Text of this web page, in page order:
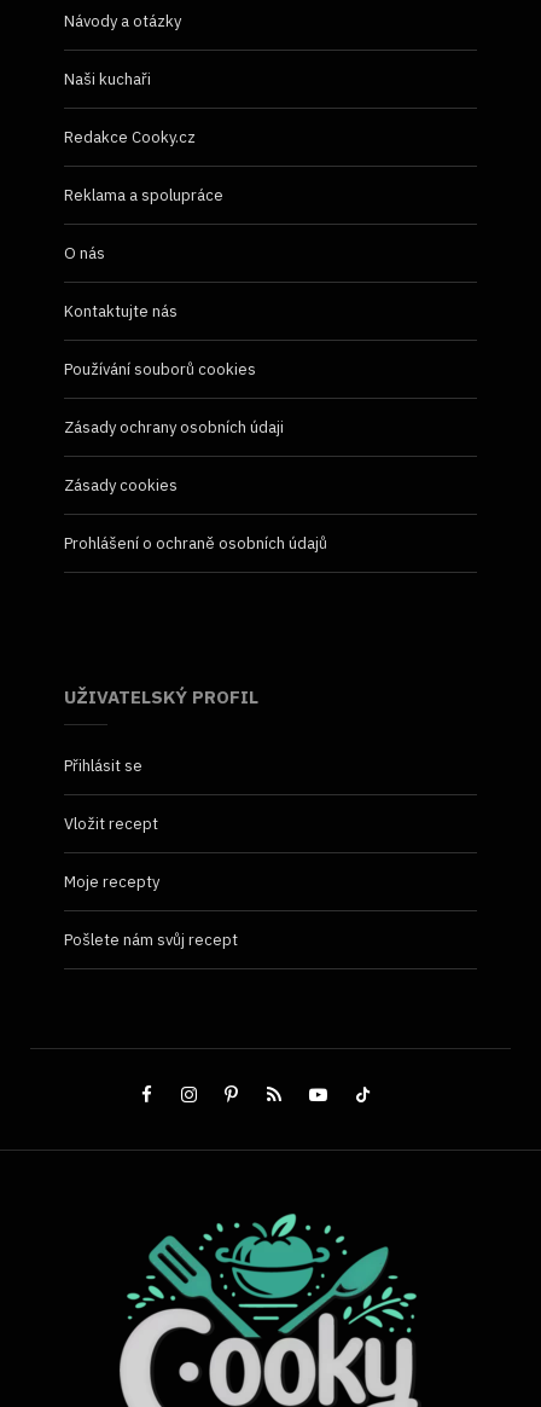
Návody a otázky
Naši kuchaři
Redakce Cooky.cz
Reklama a spolupráce
O nás
Kontaktujte nás
Používání souborů cookies
Zásady ochrany osobních údaji
Zásady cookies
Prohlášení o ochraně osobních údajů
UŽIVATELSKÝ PROFIL
Přihlásit se
Vložit recept
Moje recepty
Pošlete nám svůj recept